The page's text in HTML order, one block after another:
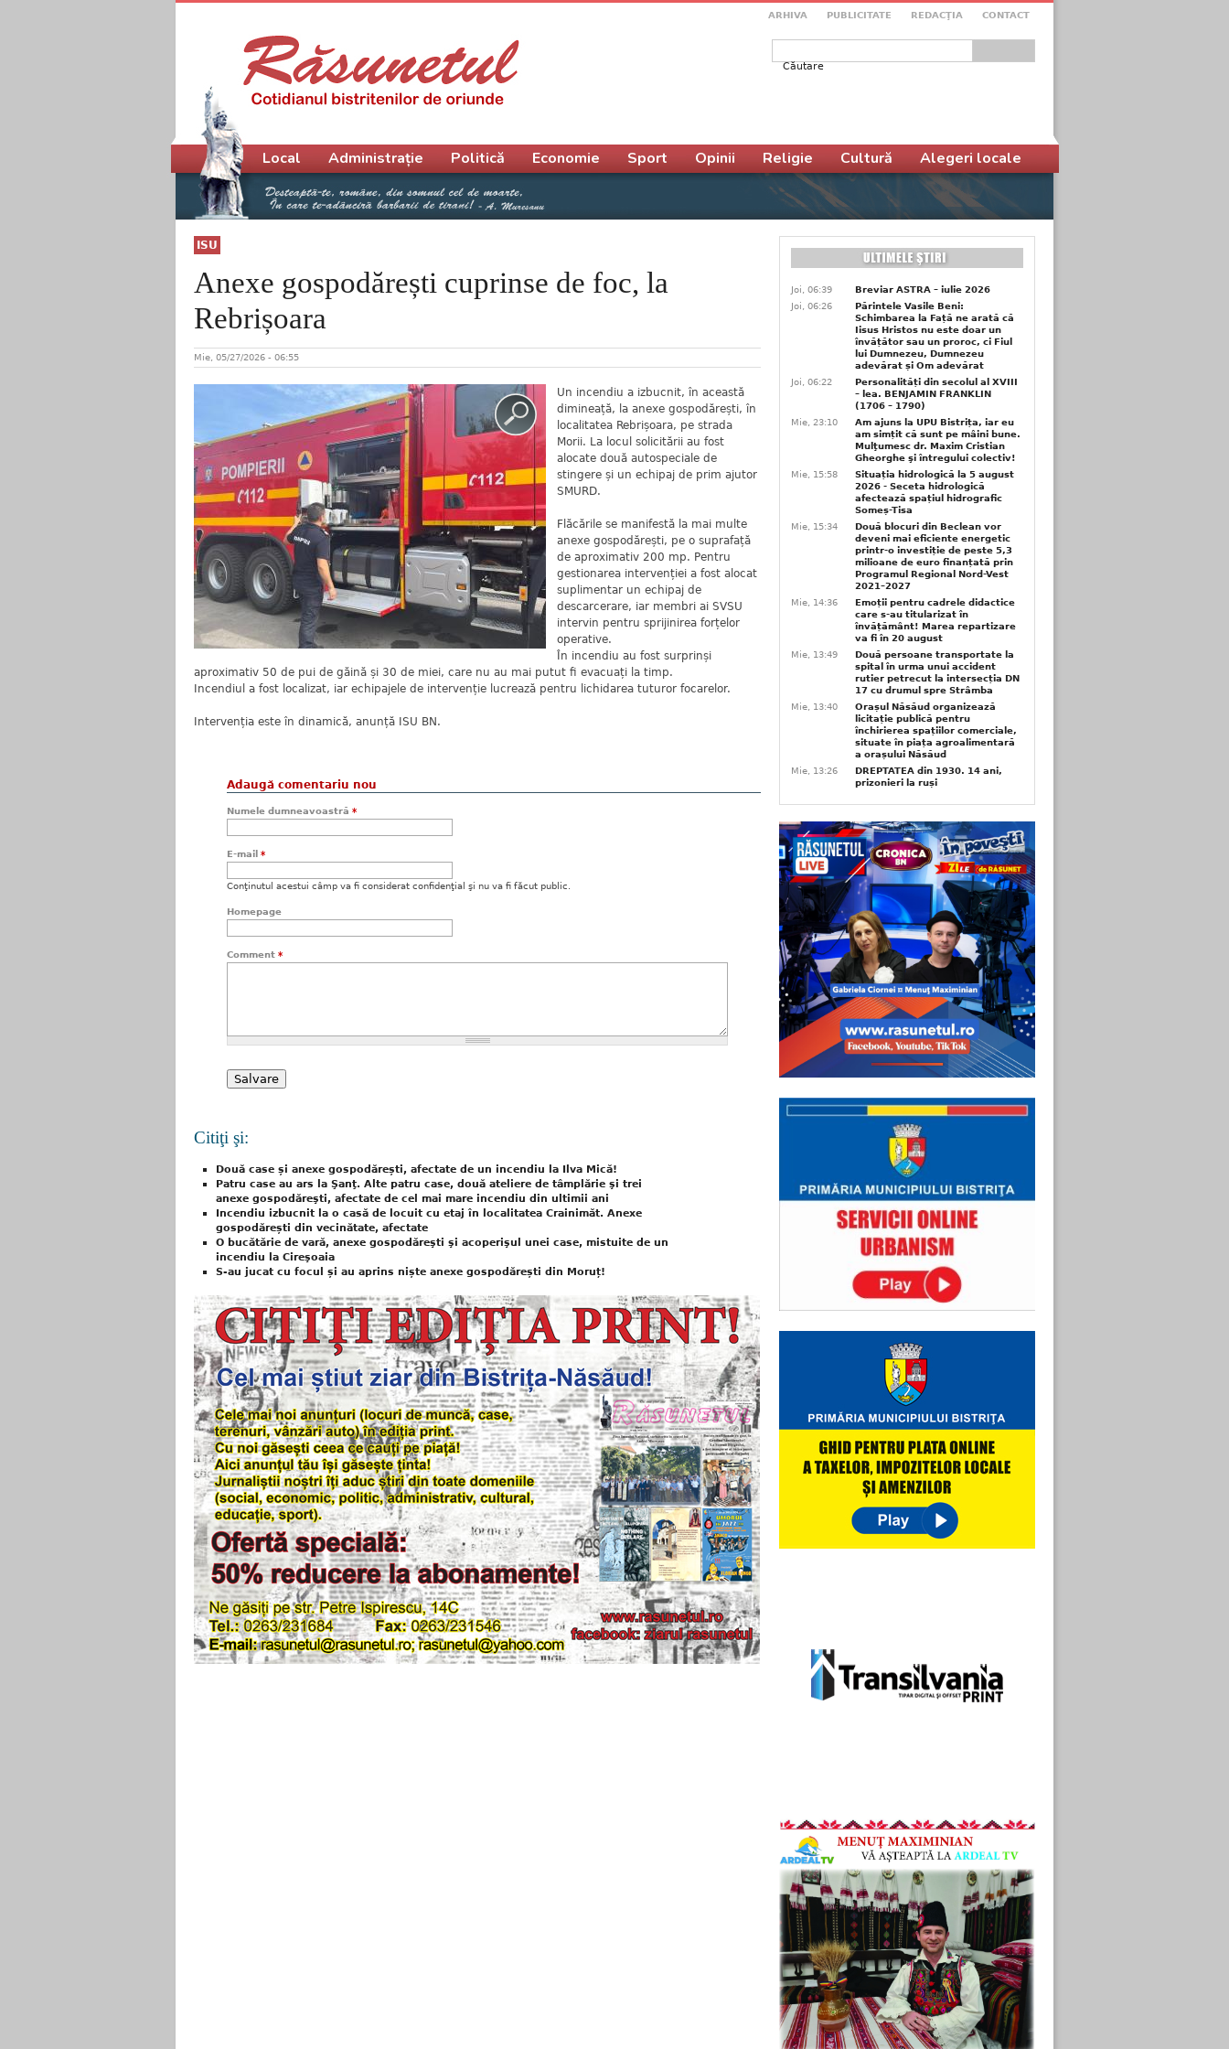
ARHIVA PUBLICITATE REDACŢIA CONTACT
Formular de căutare
ISU
Anexe gospodărești cuprinse de foc, la
Rebrișoara
Mie, 05/27/2026 - 06:55
Un incendiu a izbucnit, în această
dimineață, la anexe gospodărești, în
localitatea Rebrișoara, pe strada
Morii. La locul solicitării au fost
alocate două autospeciale de
stingere și un echipaj de prim ajutor
SMURD.
Flăcările se manifestă la mai multe
anexe gospodărești, pe o suprafață
de aproximativ 200 mp. Pentru
gestionarea intervenției a fost alocat
suplimentar un echipaj de
descarcerare, iar membri ai SVSU
intervin pentru sprijinirea forțelor
operative.
În incendiu au fost surprinși
aproximativ 50 de pui de găină și 30 de miei, care nu au mai putut fi evacuați la timp.
Incendiul a fost localizat, iar echipajele de intervenție lucrează pentru lichidarea tuturor focarelor.
Intervenția este în dinamică, anunță ISU BN.
Adaugă comentariu nou
Numele dumneavoastră *
E-mail *
Conţinutul acestui câmp va fi considerat confidenţial şi nu va fi făcut public.
Homepage
Comment *
Citiţi şi:
Două case și anexe gospodărești, afectate de un incendiu la Ilva Mică!
Patru case au ars la Şanţ. Alte patru case, două ateliere de tâmplărie şi trei
anexe gospodăreşti, afectate de cel mai mare incendiu din ultimii ani
Incendiu izbucnit la o casă de locuit cu etaj în localitatea Crainimăt. Anexe
gospodărești din vecinătate, afectate
O bucătărie de vară, anexe gospodăreşti şi acoperişul unei case, mistuite de un
incendiu la Cireşoaia
S-au jucat cu focul și au aprins niște anexe gospodărești din Moruț!
Meniu principal
Local Administrație Politică Economie Sport Opinii Religie Cultură Alegeri locale
Joi, 06:39
Breviar ASTRA – iulie 2026
Joi, 06:26
Părintele Vasile Beni:
Schimbarea la Față ne arată că
Iisus Hristos nu este doar un
învățător sau un proroc, ci Fiul
lui Dumnezeu, Dumnezeu
adevărat și Om adevărat
Joi, 06:22
Personalități din secolul al XVIII
– lea. BENJAMIN FRANKLIN
(1706 – 1790)
Mie, 23:10
Am ajuns la UPU Bistrița, iar eu
am simțit că sunt pe mâini bune.
Mulţumesc dr. Maxim Cristian
Gheorghe şi întregului colectiv!
Mie, 15:58
Situația hidrologică la 5 august
2026 - Seceta hidrologică
afectează spațiul hidrografic
Someș-Tisa
Mie, 15:34
Două blocuri din Beclean vor
deveni mai eficiente energetic
printr-o investiție de peste 5,3
milioane de euro finanțată prin
Programul Regional Nord-Vest
2021–2027
Mie, 14:36
Emoții pentru cadrele didactice
care s-au titularizat în
învățământ! Marea repartizare
va fi în 20 august
Mie, 13:49
Două persoane transportate la
spital în urma unui accident
rutier petrecut la intersecția DN
17 cu drumul spre Strâmba
Mie, 13:40
Orașul Năsăud organizează
licitație publică pentru
închirierea spațiilor comerciale,
situate în piața agroalimentară
a orașului Năsăud
Mie, 13:26
DREPTATEA din 1930. 14 ani,
prizonieri la ruși